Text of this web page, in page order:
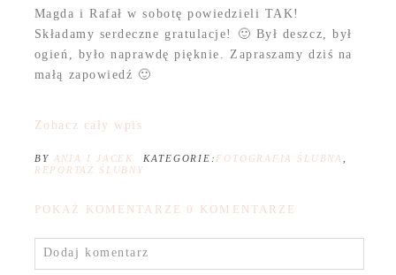
Magda i Rafał w sobotę powiedzieli TAK!
Składamy serdeczne gratulacje! 🙂 Był deszcz, był
ogień, było naprawdę pięknie. Zapraszamy dziś na
małą zapowiedź 🙂
Zobacz cały wpis
BY ANIA I JACEK KATEGORIE: FOTOGRAFIA ŚLUBNA
REPORTAŻ ŚLUBNY
POKAŻ KOMENTARZE 0 KOMENTARZE
Dodaj komentarz